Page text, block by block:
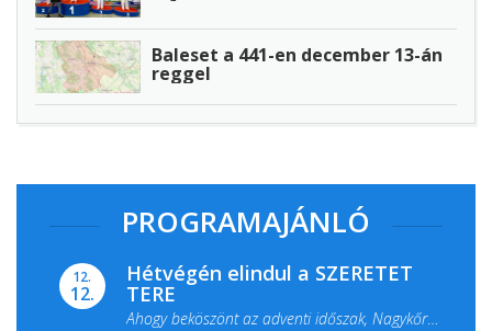
Baleset a 441-en december 13-án
reggel
PROGRAMAJÁNLÓ
12.
12.
Hétvégén elindul a SZERETET
TERE
Ahogy beköszönt az adventi időszak, Nagykőrös